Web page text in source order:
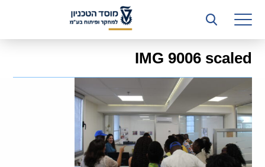
רשות המחקר
היחידה העסקית (T3)
קשרי תעשייה
ביה”ס ללימודי המשך
המכון הישראלי לטכנולוגיות ייצור חומרים
משאבי אנוש
IMG 9006 scaled